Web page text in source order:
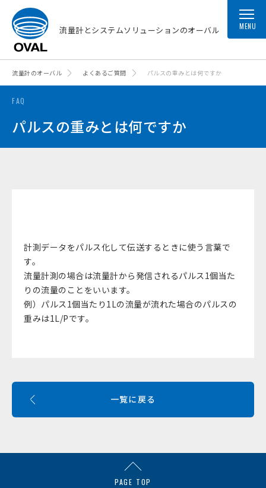
流量計とシステムソリューションのオーバル MENU
流量計のオーバル よくあるご質問 パルスの重みとは何ですか
FAQ
パルスの重みとは何ですか
計測データをパルス化して伝送するときに使う言葉で
す。
流量計測の場合は流量計から発信されるパルス1個当た
りの流量のことをいいます。
例）パルス1個当たり1Lの流量が流れた場合のパルスの
重みは1L/Pです。
一覧に戻る
PAGE TOP